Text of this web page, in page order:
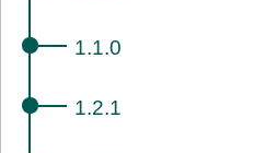
1.1.0
1.2.1